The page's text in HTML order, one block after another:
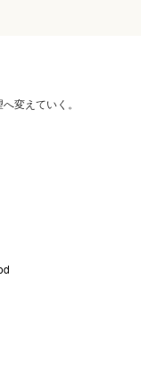
変えていく。